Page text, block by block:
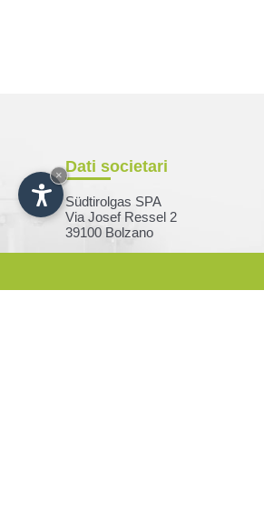
Dati societari
Südtirolgas SPA
Via Josef Ressel 2
39100 Bolzano
08284030155
×